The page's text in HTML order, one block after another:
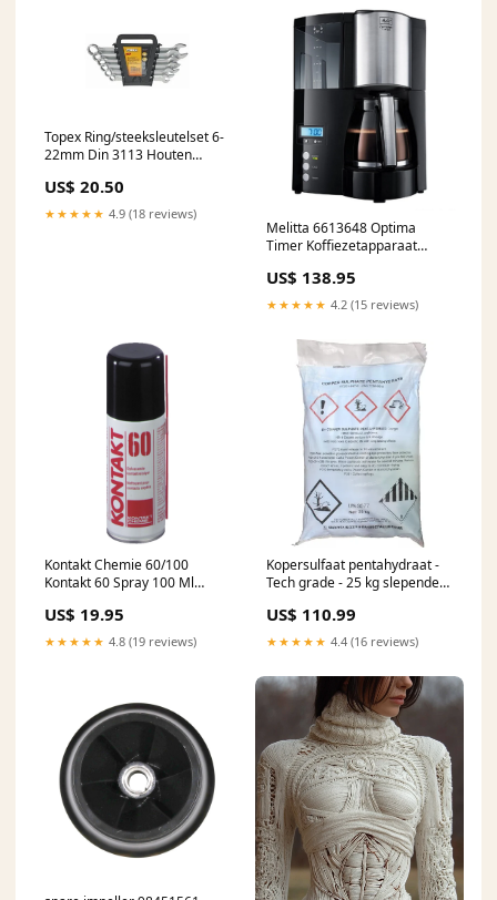
Topex Ring/steeksleutelset 6-
22mm Din 3113 Houten
US$ 20.50
★★★★★ 4.9 (18 reviews)
Melitta 6613648 Optima
Timer Koffiezetapparaat
US$ 138.95
★★★★★ 4.2 (15 reviews)
Kontakt Chemie 60/100
Kontakt 60 Spray 100 Ml
US$ 19.95
★★★★★ 4.8 (19 reviews)
Kopersulfaat pentahydraat -
Tech grade - 25 kg slepende
US$ 110.99
★★★★★ 4.4 (16 reviews)